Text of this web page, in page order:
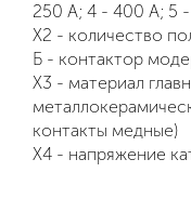
250 А; 4 - 400 А; 5
Х2 - количество
Б - контактор
Х3 - материал
контакты медные)
Х4 - напряжение